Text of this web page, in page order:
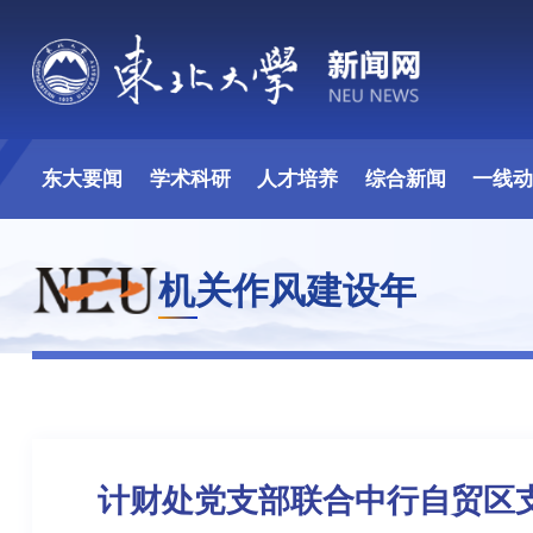
东大要闻 学术科研 人才培养 综合新闻 一线
机关作风建设年
计财处党支部联合中行自贸区